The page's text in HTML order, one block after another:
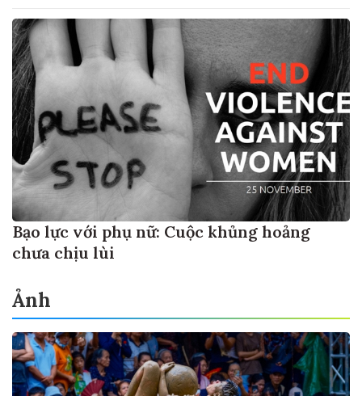
Bạo lực với phụ nữ: Cuộc khủng hoảng
chưa chịu lùi
Ảnh